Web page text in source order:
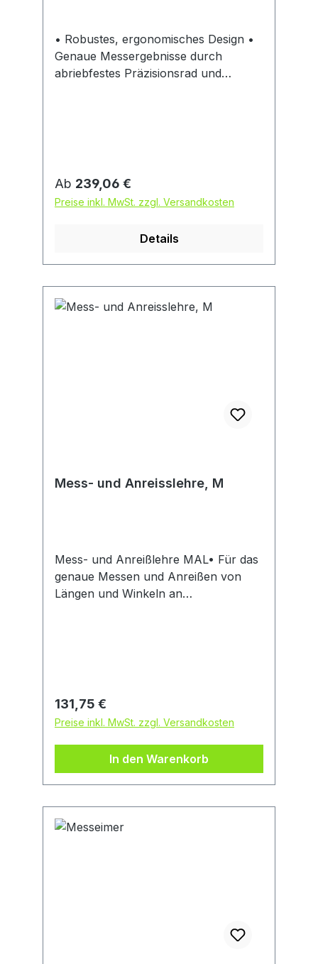
• Robustes, ergonomisches Design •
Genaue Messergebnisse durch
abriebfestes Präzisionsrad und
Regulärer Preis:
Ab 239,06 €
Preise inkl. MwSt. zzgl. Versandkosten
Details
Mess- und Anreisslehre, M
Mess- und Anreißlehre MAL• Für das
genaue Messen und Anreißen von
Längen und Winkeln an
Regulärer Preis:
131,75 €
Preise inkl. MwSt. zzgl. Versandkosten
In den Warenkorb